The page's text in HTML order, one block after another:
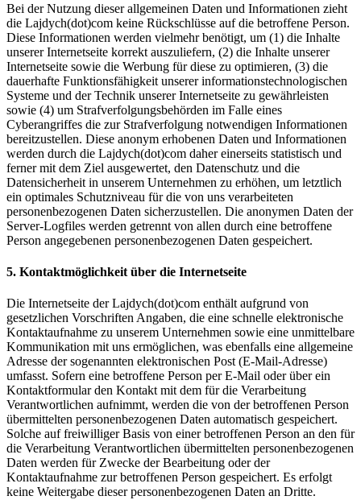
Bei der Nutzung dieser allgemeinen Daten und Informationen zieht
die Lajdych(dot)com keine Rückschlüsse auf die betroffene Person.
Diese Informationen werden vielmehr benötigt, um (1) die Inhalte
unserer Internetseite korrekt auszuliefern, (2) die Inhalte unserer
Internetseite sowie die Werbung für diese zu optimieren, (3) die
dauerhafte Funktionsfähigkeit unserer informationstechnologischen
Systeme und der Technik unserer Internetseite zu gewährleisten
sowie (4) um Strafverfolgungsbehörden im Falle eines
Cyberangriffes die zur Strafverfolgung notwendigen Informationen
bereitzustellen. Diese anonym erhobenen Daten und Informationen
werden durch die Lajdych(dot)com daher einerseits statistisch und
ferner mit dem Ziel ausgewertet, den Datenschutz und die
Datensicherheit in unserem Unternehmen zu erhöhen, um letztlich
ein optimales Schutzniveau für die von uns verarbeiteten
personenbezogenen Daten sicherzustellen. Die anonymen Daten der
Server-Logfiles werden getrennt von allen durch eine betroffene
Person angegebenen personenbezogenen Daten gespeichert.
5. Kontaktmöglichkeit über die Internetseite
Die Internetseite der Lajdych(dot)com enthält aufgrund von
gesetzlichen Vorschriften Angaben, die eine schnelle elektronische
Kontaktaufnahme zu unserem Unternehmen sowie eine unmittelbare
Kommunikation mit uns ermöglichen, was ebenfalls eine allgemeine
Adresse der sogenannten elektronischen Post (E-Mail-Adresse)
umfasst. Sofern eine betroffene Person per E-Mail oder über ein
Kontaktformular den Kontakt mit dem für die Verarbeitung
Verantwortlichen aufnimmt, werden die von der betroffenen Person
übermittelten personenbezogenen Daten automatisch gespeichert.
Solche auf freiwilliger Basis von einer betroffenen Person an den für
die Verarbeitung Verantwortlichen übermittelten personenbezogenen
Daten werden für Zwecke der Bearbeitung oder der
Kontaktaufnahme zur betroffenen Person gespeichert. Es erfolgt
keine Weitergabe dieser personenbezogenen Daten an Dritte.